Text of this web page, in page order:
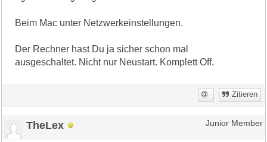
Beim Mac unter Netzwerkeinstellungen.
Der Rechner hast Du ja sicher schon mal
ausgeschaltet. Nicht nur Neustart. Komplett Off.
Zitieren
TheLex Junior Member